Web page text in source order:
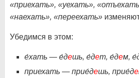
«приехать», «уехать»,
«наехать», «переехать»
Убедимся в этом:
е́хать — е́дешь, е́дет, е́дем,
приехать — прие́дешь, прие́де